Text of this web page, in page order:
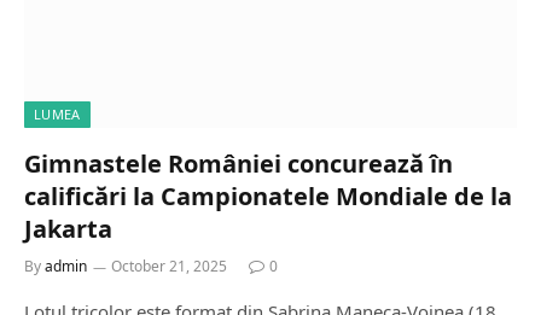
LUMEA
Gimnastele României concurează în
calificări la Campionatele Mondiale de la
Jakarta
Byadmin October 21, 2025 0